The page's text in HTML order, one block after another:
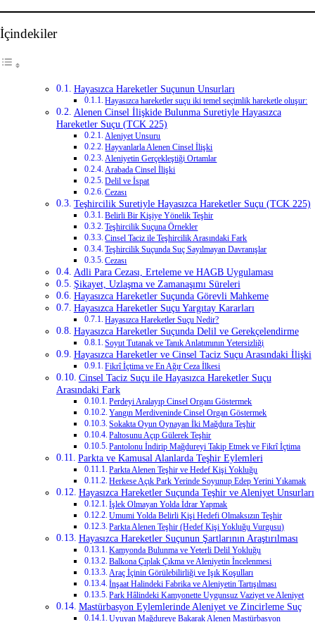
İçindekiler
Hayasızca Hareketler Suçunun Unsurları
Hayasızca hareketler suçu iki temel seçimlik hareketle oluşur:
Alenen Cinsel İlişkide Bulunma Suretiyle Hayasızca
Hareketler Suçu (TCK 225)
Aleniyet Unsuru
Hayvanlarla Alenen Cinsel İlişki
Aleniyetin Gerçekleştiği Ortamlar
Arabada Cinsel İlişki
Delil ve İspat
Cezası
Teşhircilik Suretiyle Hayasızca Hareketler Suçu (TCK 225)
Belirli Bir Kişiye Yönelik Teşhir
Teşhircilik Suçuna Örnekler
Cinsel Taciz ile Teşhircilik Arasındaki Fark
Teşhircilik Suçunda Suç Sayılmayan Davranışlar
Cezası
Adli Para Cezası, Erteleme ve HAGB Uygulaması
Şikayet, Uzlaşma ve Zamanaşımı Süreleri
Hayasızca Hareketler Suçunda Görevli Mahkeme
Hayasızca Hareketler Suçu Yargıtay Kararları
Hayasızca Hareketler Suçu Nedir?
Hayasızca Hareketler Suçunda Delil ve Gerekçelendirme
Soyut Tutanak ve Tanık Anlatımının Yetersizliği
Hayasızca Hareketler ve Cinsel Taciz Suçu Arasındaki İlişki
Fikrî İçtima ve En Ağır Ceza İlkesi
Cinsel Taciz Suçu ile Hayasızca Hareketler Suçu
Arasındaki Fark
Perdeyi Aralayıp Cinsel Organı Göstermek
Yangın Merdiveninde Cinsel Organ Göstermek
Sokakta Oyun Oynayan İki Mağdura Teşhir
Paltosunu Açıp Gülerek Teşhir
Pantolonu İndirip Mağdureyi Takip Etmek ve Fikrî İçtima
Parkta ve Kamusal Alanlarda Teşhir Eylemleri
Parkta Alenen Teşhir ve Hedef Kişi Yokluğu
Herkese Açık Park Yerinde Soyunup Edep Yerini Yıkamak
Hayasızca Hareketler Suçunda Teşhir ve Aleniyet Unsurları
İşlek Olmayan Yolda İdrar Yapmak
Umumi Yolda Belirli Kişi Hedefi Olmaksızın Teşhir
Parkta Alenen Teşhir (Hedef Kişi Yokluğu Vurgusu)
Hayasızca Hareketler Suçunun Şartlarının Araştırılması
Kamyonda Bulunma ve Yeterli Delil Yokluğu
Balkona Çıplak Çıkma ve Aleniyetin İncelenmesi
Araç İçinin Görülebilirliği ve Işık Koşulları
İnşaat Halindeki Fabrika ve Aleniyetin Tartışılması
Park Hâlindeki Kamyonette Uygunsuz Vaziyet ve Aleniyet
Mastürbasyon Eylemlerinde Aleniyet ve Zincirleme Suç
Uyuyan Mağdureye Bakarak Alenen Mastürbasyon